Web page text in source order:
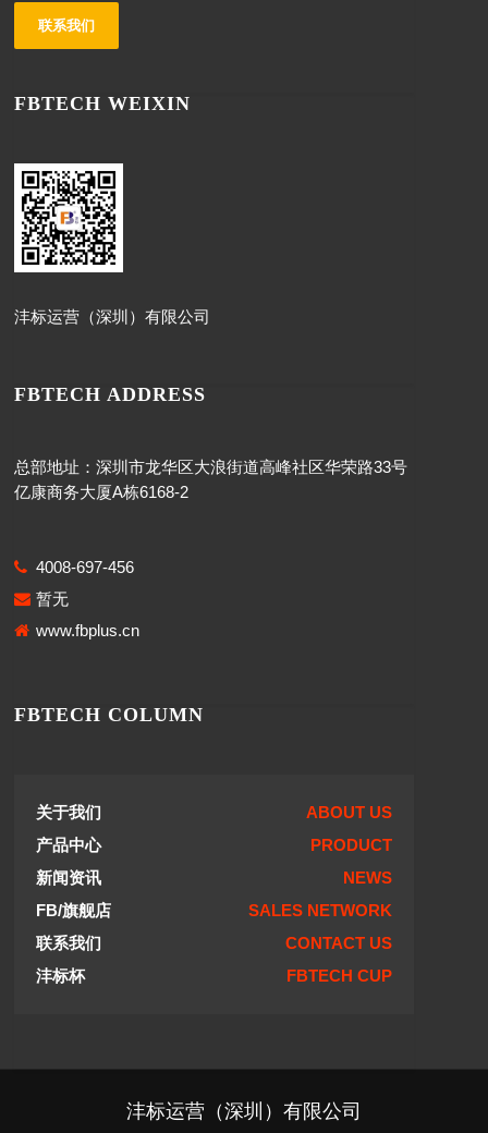
联系我们
FBTECH WEIXIN
沣标运营（深圳）有限公司
FBTECH ADDRESS
总部地址：深圳市龙华区大浪街道高峰社区华荣路33号
亿康商务大厦A栋6168-2
4008-697-456
暂无
www.fbplus.cn
FBTECH COLUMN
关于我们
ABOUT US
产品中心
PRODUCT
新闻资讯
NEWS
FB/旗舰店
SALES NETWORK
联系我们
CONTACT US
沣标杯
FBTECH CUP
沣标运营（深圳）有限公司